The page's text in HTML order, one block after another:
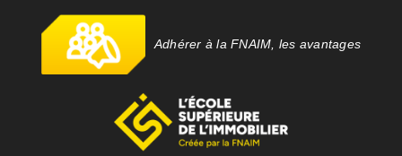
Adhérer à la FNAIM, les avantages